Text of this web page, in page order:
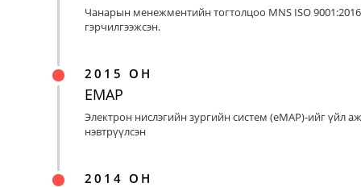
Чанарын менежментийн тогтолцоо MNS ISO
гэрчилгээжсэн.
2015 ОН
EMAP
Электрон нислэгийн зургийн систем (eMAP)-ийг үйл
нэвтрүүлсэн
2014 ОН